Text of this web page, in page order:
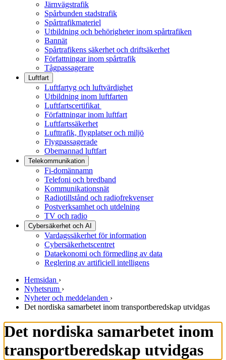
Järnvägstrafik
Spårbunden stadstrafik
Spårtrafikmateriel
Utbildning och behörigheter inom spårtrafiken
Bannät
Spårtrafikens säkerhet och driftsäkerhet
Författningar inom spårtrafik
Tågpassagerare
Luftfart
Luftfartyg och luftvärdighet
Utbildning inom luftfarten
Luftfartscertifikat
Författningar inom luftfart
Luftfartssäkerhet
Lufttrafik, flygplatser och miljö
Flygpassagerade
Obemannad luftfart
Telekommunikation
Fi-domännamn
Telefoni och bredband
Kommunikationsnät
Radiotillstånd och radiofrekvenser
Postverksamhet och utdelning
TV och radio
Cybersäkerhet och AI
Vardagssäkerhet för information
Cybersäkerhetscentret
Dataekonomi och förmedling av data
Reglering av artificiell intelligens
Hemsidan ›
Nyhetsrum ›
Nyheter och meddelanden ›
Det nordiska samarbetet inom transportberedskap utvidgas
Det nordiska samarbetet inom
transportberedskap utvidgas